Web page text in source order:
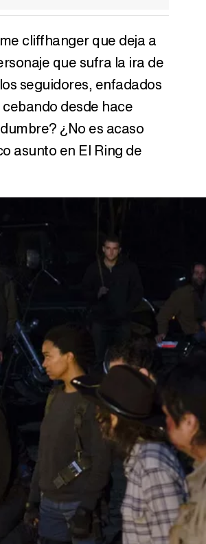
cliffhanger que deja a
que sufra la ira de
seguidores, enfadados
desde hace
¿No es acaso
asunto en El Ring de